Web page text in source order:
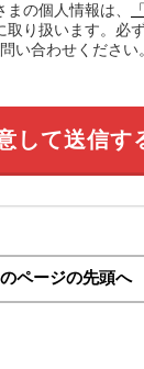
の個人情報は、
取り扱います。必
い合わせください。
して送信す
ページの先頭へ